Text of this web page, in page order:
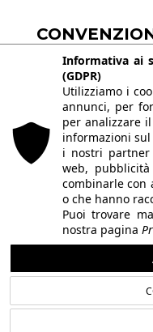
Scopri i vantaggi
© 2026 Istituto
Enrico Caviglia 3,
-
P.IVA
REA MI-1415688 |
Le immagini del
rispettivi
Informativa ai
(GDPR)
Utilizziamo i
annunci, per
per analizzare
informazioni
i nostri
web,
combinarle con
o che hanno
Puoi trovare
nostra pagina